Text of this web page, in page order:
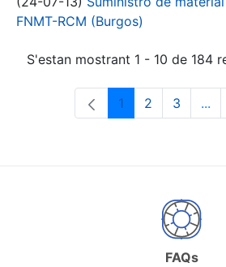
FNMT-RCM (Burgos)
S'estan mostrant 1 - 10 de 184
Pàgina
1 Pàgina
2 Pàgina
3 ...
FAQs